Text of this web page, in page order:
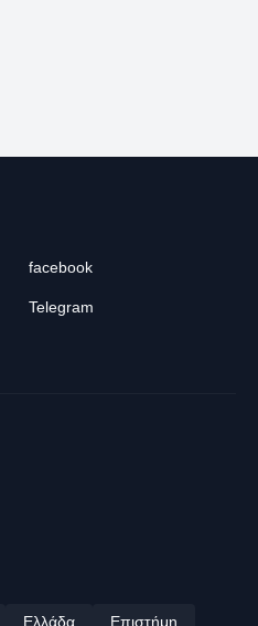
facebook
Telegram
Ελλάδα Επιστήμη